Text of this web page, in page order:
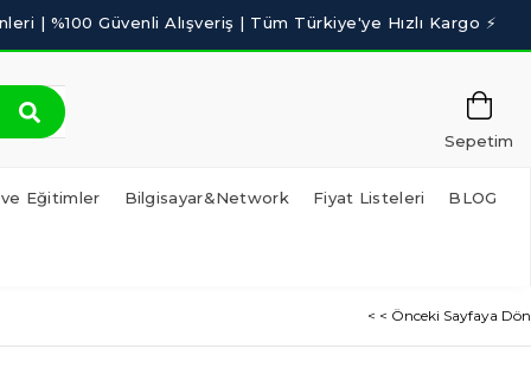
Sepetim
ve Eğitimler Bilgisayar&Network Fiyat Listeleri BLOG
< < Önceki Sayfaya Dön